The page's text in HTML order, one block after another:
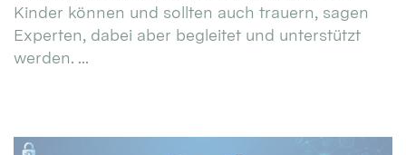
Kinder können und sollten auch trauern, sagen
Experten, dabei aber begleitet und unterstützt
werden. ...